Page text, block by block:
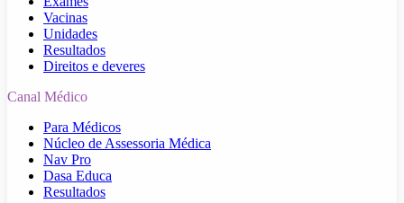
Vacinas
Unidades
Resultados
Direitos e deveres
Canal Médico
Para Médicos
Núcleo de Assessoria Médica
Nav Pro
Dasa Educa
Resultados